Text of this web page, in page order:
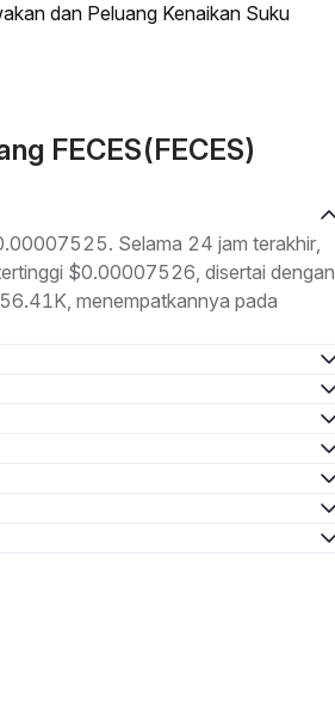
dan Peluang Kenaikan Suku
FECES(FECES)
Selama 24 jam terakhir,
$0.00007526, disertai dengan
menempatkannya pada